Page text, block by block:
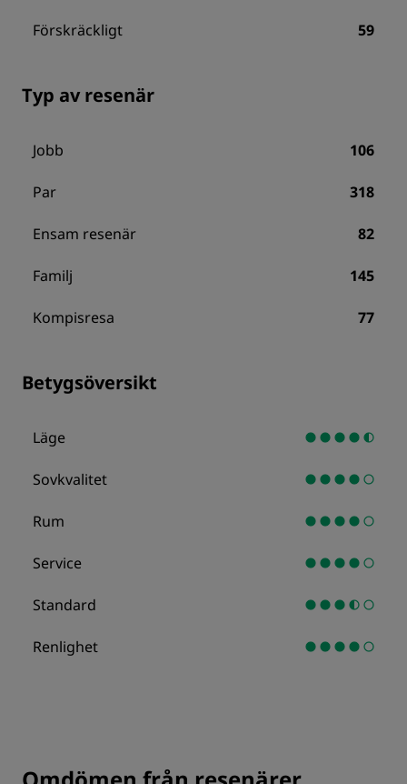
Förskräckligt 59
Typ av resenär
Jobb 106
Par 318
Ensam resenär 82
Familj 145
Kompisresa 77
Betygsöversikt
Läge
Sovkvalitet
Rum
Service
Standard
Renlighet